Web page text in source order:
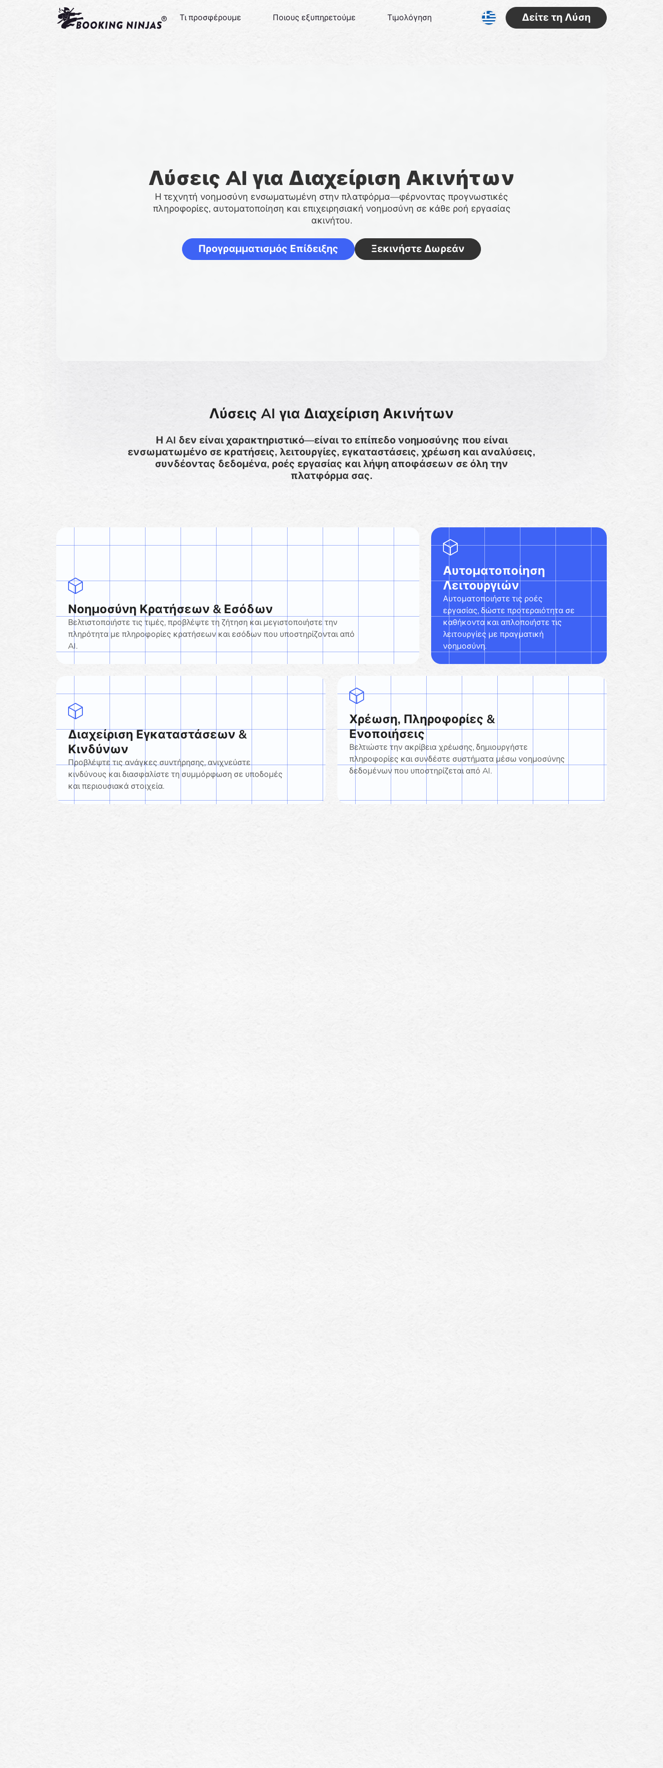
Δείτε τη Λύση
Τι προσφέρουμε Ποιους εξυπηρετούμε Τιμολόγηση
Λύσεις AI για Διαχείριση Ακινήτων
Η τεχνητή νοημοσύνη ενσωματωμένη στην πλατφόρμα—φέρνοντας προγνωστικές
πληροφορίες, αυτοματοποίηση και επιχειρησιακή νοημοσύνη σε κάθε ροή εργασίας
ακινήτου.
Προγραμματισμός Επίδειξης Ξεκινήστε Δωρεάν
Λύσεις AI για Διαχείριση Ακινήτων
Η AI δεν είναι χαρακτηριστικό—είναι το επίπεδο νοημοσύνης που είναι
ενσωματωμένο σε κρατήσεις, λειτουργίες, εγκαταστάσεις, χρέωση και αναλύσεις,
συνδέοντας δεδομένα, ροές εργασίας και λήψη αποφάσεων σε όλη την
πλατφόρμα σας.
Νοημοσύνη Κρατήσεων & Εσόδων
Βελτιστοποιήστε τις τιμές, προβλέψτε τη ζήτηση και μεγιστοποιήστε την
πληρότητα με πληροφορίες κρατήσεων και εσόδων που υποστηρίζονται από
AI.
Αυτοματοποίηση
Λειτουργιών
Αυτοματοποιήστε τις ροές
εργασίας, δώστε προτεραιότητα σε
καθήκοντα και απλοποιήστε τις
λειτουργίες με πραγματική
νοημοσύνη.
Διαχείριση Εγκαταστάσεων &
Κινδύνων
Προβλέψτε τις ανάγκες συντήρησης, ανιχνεύστε
κινδύνους και διασφαλίστε τη συμμόρφωση σε υποδομές
και περιουσιακά στοιχεία.
Χρέωση, Πληροφορίες &
Ενοποιήσεις
Βελτιώστε την ακρίβεια χρέωσης, δημιουργήστε
πληροφορίες και συνδέστε συστήματα μέσω νοημοσύνης
δεδομένων που υποστηρίζεται από AI.